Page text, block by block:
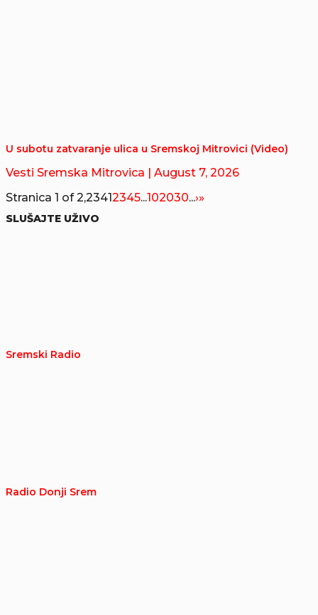
U subotu zatvaranje ulica u Sremskoj Mitrovici (Video)
Vesti Sremska Mitrovica
| August 7, 2026
Stranica 1 of 2,23412345...102030...›»
SLUŠAJTE UŽIVO
Sremski Radio
Radio Donji Srem